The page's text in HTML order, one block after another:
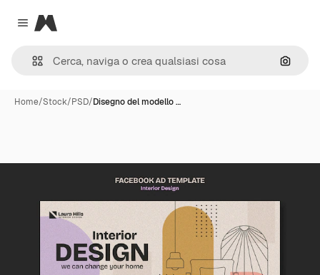
Close menu
Magnific
Cerca
Home/Stock/PSD/Disegno del modello …